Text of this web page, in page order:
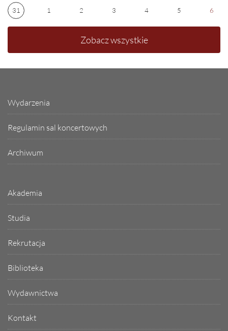
31 1 2 3 4 5 6
Zobacz wszystkie
Wydarzenia
Regulamin sal koncertowych
Archiwum
Akademia
Studia
Rekrutacja
Biblioteka
Wydawnictwa
Kontakt